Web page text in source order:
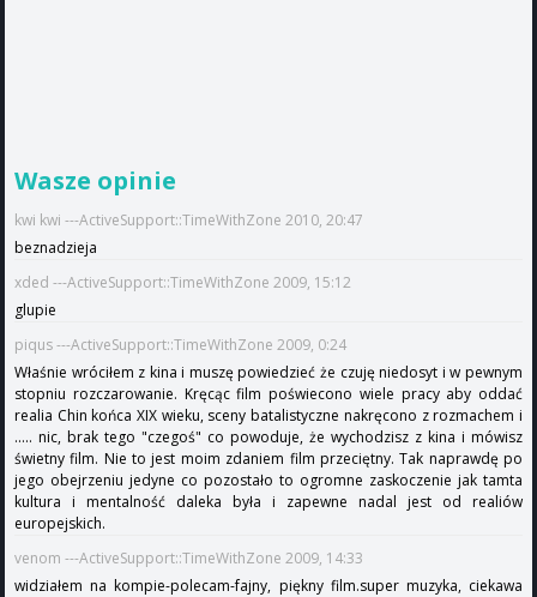
Wasze opinie
kwi kwi ---ActiveSupport::TimeWithZone 2010, 20:47
beznadzieja
xded ---ActiveSupport::TimeWithZone 2009, 15:12
glupie
piqus ---ActiveSupport::TimeWithZone 2009, 0:24
Właśnie wróciłem z kina i muszę powiedzieć że czuję niedosyt i w pewnym
stopniu rozczarowanie. Kręcąc film poświecono wiele pracy aby oddać
realia Chin końca XIX wieku, sceny batalistyczne nakręcono z rozmachem i
..... nic, brak tego "czegoś" co powoduje, że wychodzisz z kina i mówisz
świetny film. Nie to jest moim zdaniem film przeciętny. Tak naprawdę po
jego obejrzeniu jedyne co pozostało to ogromne zaskoczenie jak tamta
kultura i mentalność daleka była i zapewne nadal jest od realiów
europejskich.
venom ---ActiveSupport::TimeWithZone 2009, 14:33
widziałem na kompie-polecam-fajny, piękny film.super muzyka, ciekawa